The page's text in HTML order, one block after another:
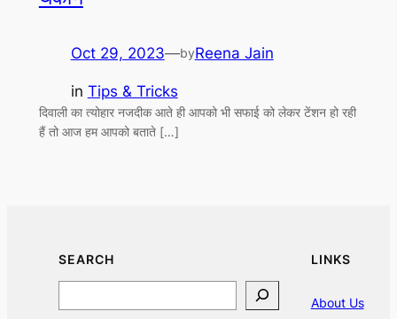
Oct 29, 2023—byReena Jain
in Tips & Tricks
दिवाली का त्योहार नजदीक आते ही आपको भी सफाई को लेकर टेंशन हो रही
हैं तो आज हम आपको बताते […]
SEARCH LINKS
About Us